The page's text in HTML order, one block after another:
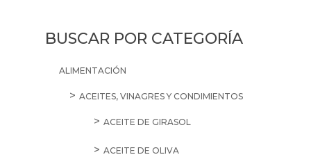
aprox
BUSCAR POR CATEGORÍA
ALIMENTACIÓN
ACEITES, VINAGRES Y CONDIMIENTOS
ACEITE DE GIRASOL
ACEITE DE OLIVA